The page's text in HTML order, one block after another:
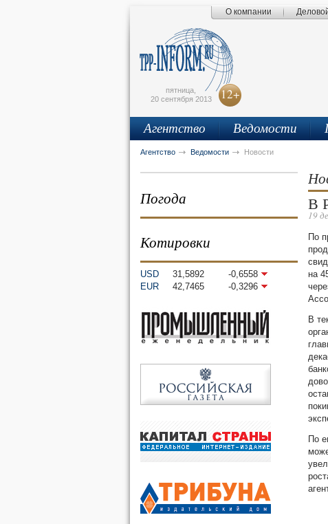
О компании
пятница,
20 сентября 2013
12+
Агентство Ведомости
Агентство Ведомости Новости
Погода
Котировки
USD 31,5892
-0,6558
EUR
42,7465 -0,3296
В
19
По
на
В
По